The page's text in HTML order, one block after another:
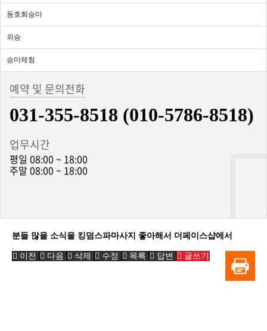
동호회승마
외승
승마체험
예약 및 문의전화
031-355-8518 (010-5786-8518)
업무시간
평일 08:00 ~ 18:00
주말 08:00 ~ 18:00
분들 많을 소식을 킹덤스파마사지 좋아해서 더페이스샵에서
.
이전
다음 삭제 수정 목록 답변 글쓰기